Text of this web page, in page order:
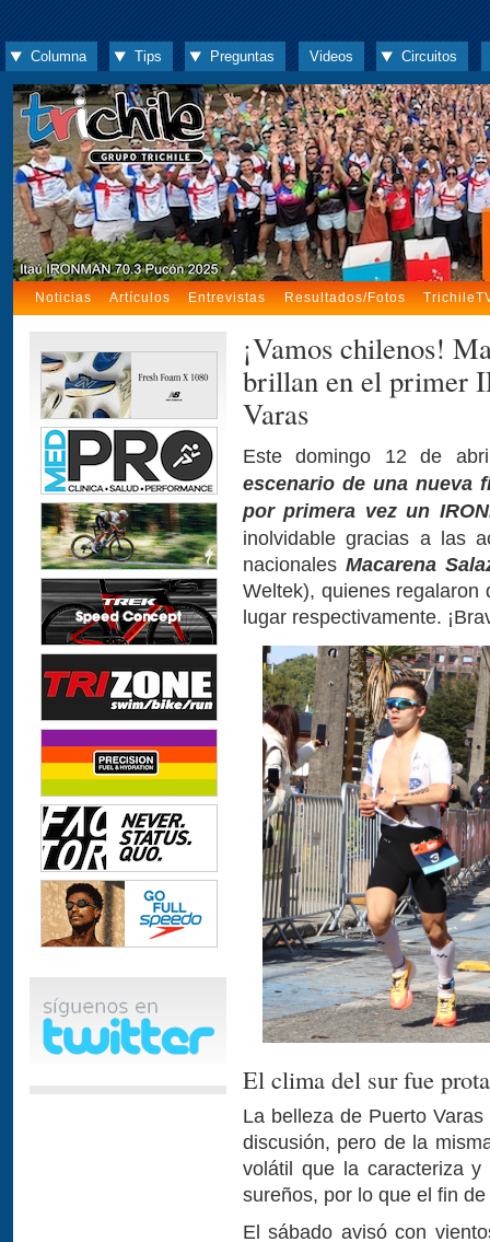
Columna Tips Preguntas Videos Circuitos
Noticias Artículos Entrevistas Resultados/Fotos
¡Vamos chilenos!
brillan en el primer
Varas
Este domingo 12 de
escenario de una nueva
por primera vez un
inolvidable gracias a las
nacionalesMacarena
Weltek), quienes
lugar respectivamente.
El clima del sur fue
La belleza de Puerto
discusión, pero de la
volátil que la caracteriza
sureños, por lo que el fin
El sábado avisó con